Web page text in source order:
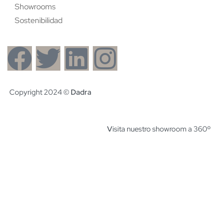
Showrooms
Sostenibilidad
Copyright 2024 © Dadra
Visita nuestro showroom a 360º